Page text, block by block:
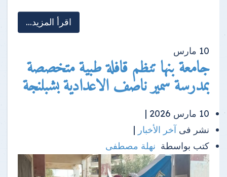
اقرأ المزيد...
10 مارس
جامعة بنها تنظم قافلة طبية متخصصة
بمدرسة سمير ناصف الاعدادية بشبلنجة
10 مارس 2026 |
نشر فى آخر الأخبار |
كتب بواسطة نهلة مصطفى